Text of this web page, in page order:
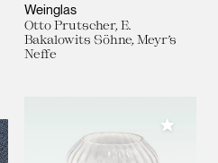
Weinglas
Otto Prutscher, E.
Bakalowits Söhne, Meyr’s
Neffe
Sammlung hinzufügen
Meiner